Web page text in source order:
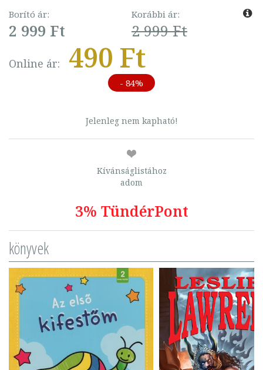
Borító ár:
2 999 Ft
Korábbi ár:
2 999 Ft
Online ár: 490 Ft
- 84%
Jelenleg nem kapható!
Kívánságlistához
adom
3% TündérPont
könyvek